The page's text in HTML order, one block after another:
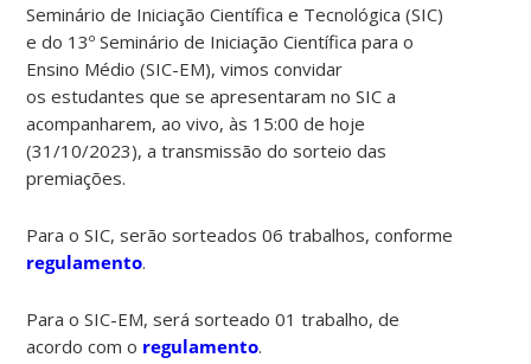
Seminário de Iniciação Científica e Tecnológica (SIC)
e do 13º Seminário de Iniciação Científica para o
Ensino Médio (SIC-EM), vimos convidar
os estudantes que se apresentaram no SIC a
acompanharem, ao vivo, às 15:00 de hoje
(31/10/2023), a transmissão do sorteio das
premiações.
Para o SIC, serão sorteados 06 trabalhos, conforme
regulamento.
Para o SIC-EM, será sorteado 01 trabalho, de
acordo com o regulamento.